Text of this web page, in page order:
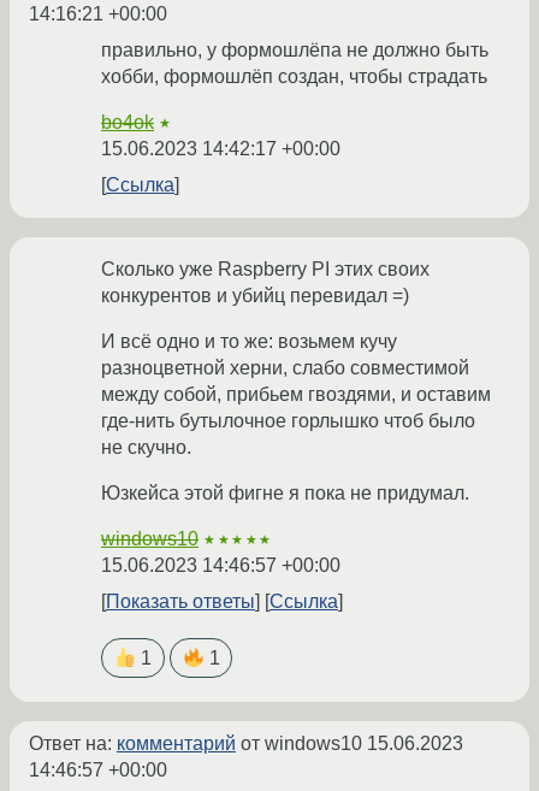
14:16:21 +00:00
правильно, у формошлёпа не должно быть
хобби, формошлёп создан, чтобы страдать
bo4ok ★
15.06.2023 14:42:17 +00:00
Ссылка
Сколько уже Raspberry PI этих своих
конкурентов и убийц перевидал =)
И всё одно и то же: возьмем кучу
разноцветной херни, слабо совместимой
между собой, прибьем гвоздями, и оставим
где-нить бутылочное горлышко чтоб было
не скучно.
Юзкейса этой фигне я пока не придумал.
windows10 ★★★★★
15.06.2023 14:46:57 +00:00
Показать ответы
Ссылка
1 1
Ответ на: комментарий от windows10 15.06.2023
14:46:57 +00:00